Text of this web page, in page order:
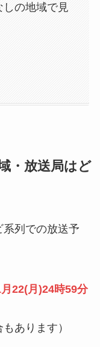
しの地域で見
・放送局はど
系列での放送予
22(月)24時59分
あります）